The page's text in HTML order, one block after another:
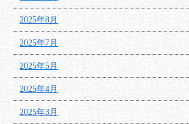
2025年8月
2025年7月
2025年5月
2025年4月
2025年3月